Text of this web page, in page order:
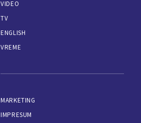
VIDEO
TV
ENGLISH
VREME
MARKETING
IMPRESUM